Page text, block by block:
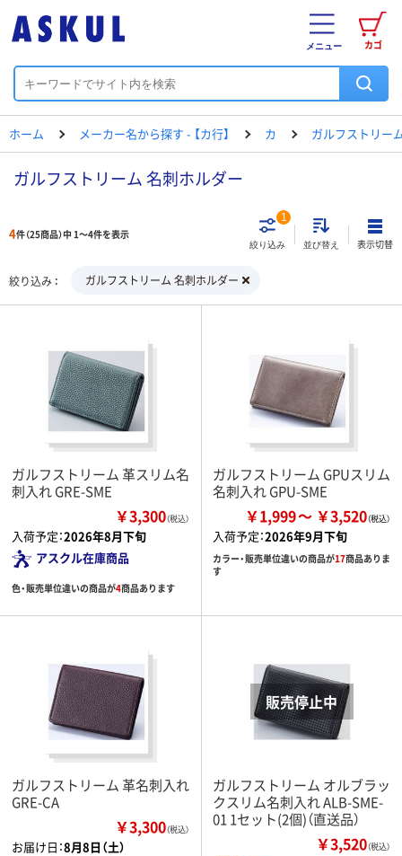
カゴ
メニュー
ホーム メーカー名から探す - 【カ行】 カ ガルフストリー
ガルフストリーム 名刺ホルダー
4件（25商品）中 1～4件を表示
絞り込み
1
並び替え 表示切替
絞り込み ガルフストリーム 名刺ホルダー
ガルフストリーム 革スリム名
刺入れ GRE-SME
￥3,300（税込）
入荷予定：2026年8月下旬
アスクル在庫商品
色・販売単位違いの商品が4商品あります
ガルフストリーム GPUスリム
名刺入れ GPU-SME
￥1,999 ￥3,520
入荷予定：2026年9月下旬
カラー・販売単位違いの商品が17商品ありま
す
ガルフストリーム 革名刺入れ
GRE-CA
￥3,300（税込）
お届け日：8月8日（土）
ガルフストリーム オルブラッ
クスリム名刺入れ ALB-SME-
01 1セット(2個)（直送品）
￥3,520（税込）